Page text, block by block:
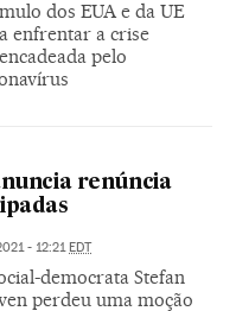
dos EUA e da UE
enfrentar a crise
pelo
renúncia
- 12:21 EDT
democrata Stefan
perdeu uma moção